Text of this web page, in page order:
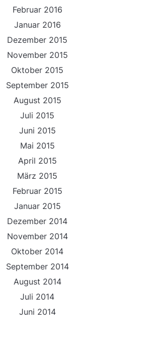
Februar 2016
Januar 2016
Dezember 2015
November 2015
Oktober 2015
September 2015
August 2015
Juli 2015
Juni 2015
Mai 2015
April 2015
März 2015
Februar 2015
Januar 2015
Dezember 2014
November 2014
Oktober 2014
September 2014
August 2014
Juli 2014
Juni 2014